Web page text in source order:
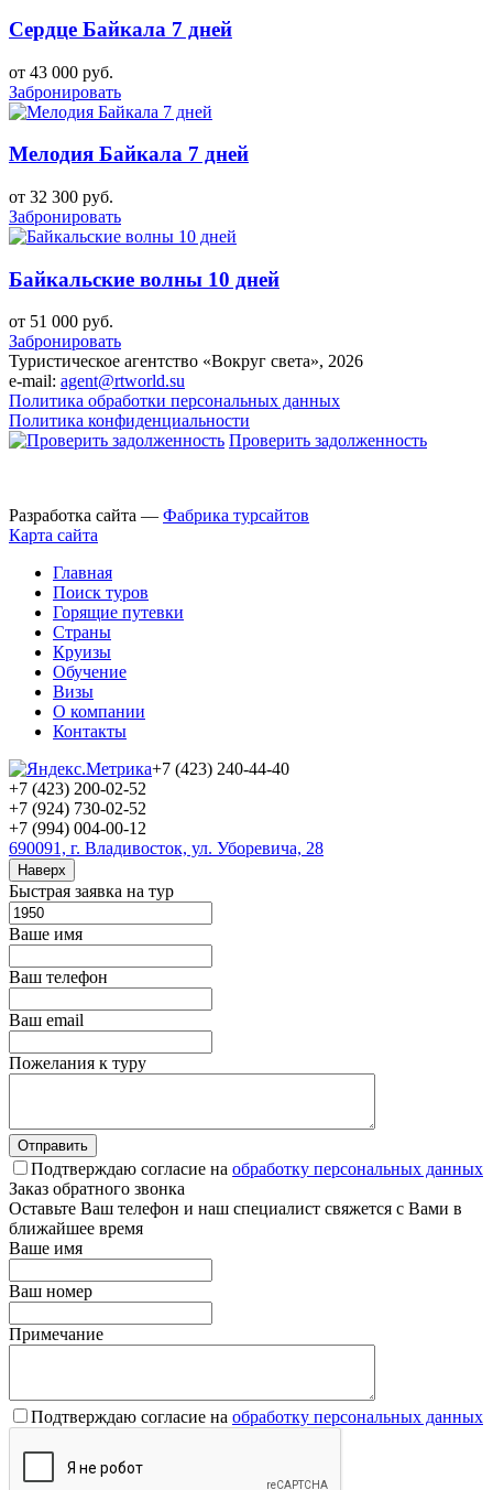
Сердце Байкала 7 дней
от 43 000 руб.
Забронировать
Мелодия Байкала 7 дней
от 32 300 руб.
Забронировать
Байкальские волны 10 дней
от 51 000 руб.
Забронировать
Туристическое агентство «Вокруг света», 2026
e-mail: agent@rtworld.su
Политика обработки персональных данных
Политика конфиденциальности
Проверить задолженность
Разработка сайта — Фабрика турсайтов
Карта сайта
Главная
Поиск туров
Горящие путевки
Страны
Круизы
Обучение
Визы
О компании
Контакты
+7 (423) 240-44-40
+7 (423) 200-02-52
+7 (924) 730-02-52
+7 (994) 004-00-12
690091, г. Владивосток, ул. Уборевича, 28
Наверх
Быстрая заявка на тур
Ваше имя
Ваш телефон
Ваш email
Пожелания к туру
Подтверждаю согласие на обработку персональных данных
Заказ обратного звонка
Оставьте Ваш телефон и наш специалист свяжется с Вами в
ближайшее время
Ваше имя
Ваш номер
Примечание
Подтверждаю согласие на обработку персональных данных